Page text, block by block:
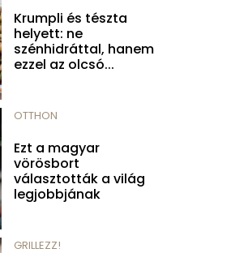
Krumpli és tészta
helyett: ne
szénhidráttal, hanem
ezzel az olcsó...
OTTHON
Ezt a magyar
vörösbort
választották a világ
legjobbjának
GRILLEZZ!